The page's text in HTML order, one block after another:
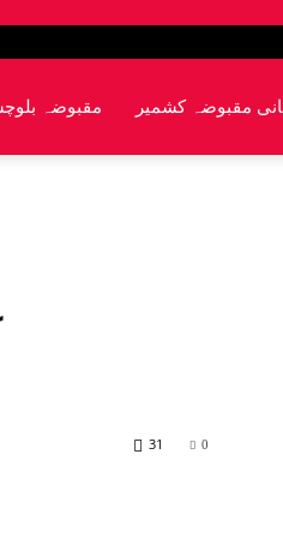
مقبوضہ مقبوضہ کشمیر
0
31